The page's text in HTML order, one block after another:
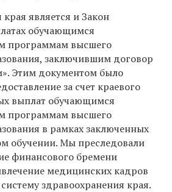
является и Закон
обучающимся
программам высшего
заключившим договор
Этим документом было
за счет краевого
выплат обучающимся
программам высшего
в рамках заключенных
обучении. Мы преследовали
финансового бремени
медицинских кадров
здравоохранения края.